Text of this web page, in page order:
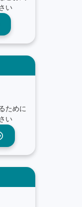
い
ために
い